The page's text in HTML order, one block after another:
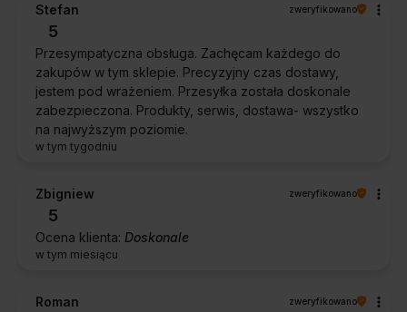
Stefan zweryfikowano
5
Przesympatyczna obsługa. Zachęcam każdego do
zakupów w tym sklepie. Precyzyjny czas dostawy,
jestem pod wrażeniem. Przesyłka została doskonale
zabezpieczona. Produkty, serwis, dostawa- wszystko
na najwyższym poziomie.
w tym tygodniu
Zbigniew zweryfikowano
5
Ocena klienta: Doskonale
w tym miesiącu
Roman zweryfikowano